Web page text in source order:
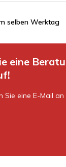
selben Werktag
eine
Sie eine E-Mail an